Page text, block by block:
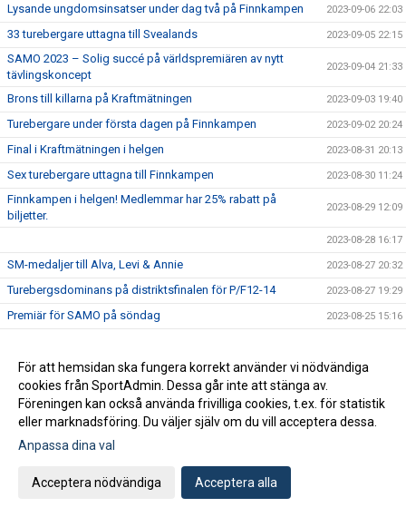
Lysande ungdomsinsatser under dag två på Finnkampen 2023-09-06 22:03
33 turebergare uttagna till Svealands 2023-09-05 22:15
SAMO 2023 – Solig succé på världspremiären av nytt
tävlingskoncept
2023-09-04 21:33
Brons till killarna på Kraftmätningen 2023-09-03 19:40
Turebergare under första dagen på Finnkampen 2023-09-02 20:24
Final i Kraftmätningen i helgen 2023-08-31 20:13
Sex turebergare uttagna till Finnkampen 2023-08-30 11:24
Finnkampen i helgen! Medlemmar har 25% rabatt på
biljetter.
2023-08-29 12:09
2023-08-28 16:17
SM-medaljer till Alva, Levi & Annie 2023-08-27 20:32
Turebergsdominans på distriktsfinalen för P/F12-14 2023-08-27 19:29
Premiär för SAMO på söndag 2023-08-25 15:16
Sex turebergare till ungdomsfinnkampen 2023-08-23 16:27
Medaljregn sista dagen på JSM/USM 2023-08-20 20:15
JSM/USM: Medalj till Lina, Alvah och Emil 2023-08-19 20:57
JSM/USM: Brons till Jordan och William
Hanna Hermansson och Andreas Almgren på VM
SAMO - Turebergs veterantävling för dig som är över 35 år!
För att hemsidan ska fungera korrekt använder vi nödvändiga
cookies från SportAdmin. Dessa går inte att stänga av.
Föreningen kan också använda frivilliga cookies, t.ex. för statistik
eller marknadsföring. Du väljer själv om du vill acceptera dessa.
Anpassa dina val
Acceptera nödvändiga Acceptera alla